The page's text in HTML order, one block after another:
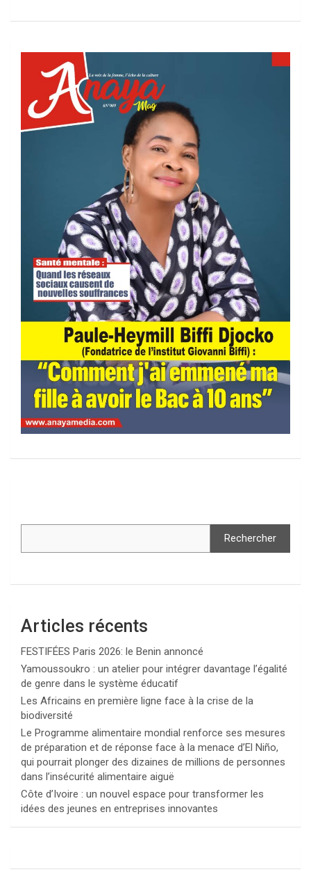
Rechercher
Articles récents
FESTIFÉES Paris 2026: le Benin annoncé
Yamoussoukro : un atelier pour intégrer davantage l’égalité
de genre dans le système éducatif
Les Africains en première ligne face à la crise de la
biodiversité
Le Programme alimentaire mondial renforce ses mesures
de préparation et de réponse face à la menace d’El Niño,
qui pourrait plonger des dizaines de millions de personnes
dans l’insécurité alimentaire aiguë
Côte d’Ivoire : un nouvel espace pour transformer les
idées des jeunes en entreprises innovantes